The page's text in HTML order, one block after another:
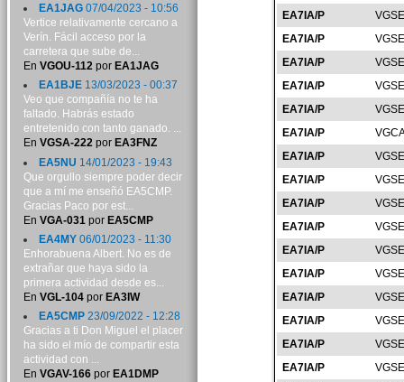
EA7IA/P
EA7IA/P
EA7IA/P
EA7IA/P
EA7IA/P
EA7IA/P
EA7IA/P
EA7IA/P
EA7IA/P
EA7IA/P
EA7IA/P
EA7IA/P
EA7IA/P
EA7IA/P
EA7IA/P
EA7IA/P
EA1JAG07/04/2023 - 10:56
Vertice relativamente cercano a
Verín. Fácil acceso por la
carretera que sube de...
En VGOU-112por EA1JAG
EA1BJE13/03/2023 - 00:37
Veo que compañía no te ha
faltado. Habrás estado
entretenido con tanto ganado. ...
En VGSA-222por EA3FNZ
EA5NU 14/01/2023 - 19:43
Que orgullo siempre poder decir
que a mí me enseñó EA5CMP.
Gracias Paco por est...
En VGA-031 por EA5CMP
EA4MY06/01/2023 - 11:30
Enhorabuena Albert. No es de
extrañar que haya sido la
primera actividad desde es...
En VGL-104por EA3IW
EA5CMP23/09/2022 - 12:28
Gracias a ti Don Miguel el placer
ha sido el mío de compartir esta
actividad con ...
En VGAV-166por EA1DMP